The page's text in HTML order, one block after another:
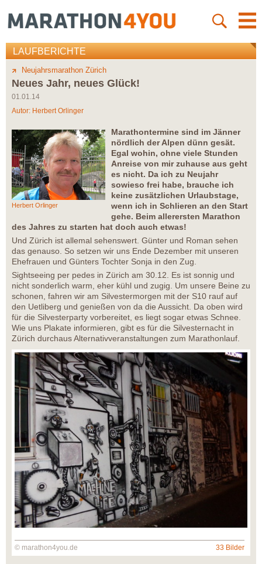
LAUFBERICHTE
Neujahrsmarathon Zürich
Neues Jahr, neues Glück!
01.01.14
Autor: Herbert Orlinger
Herbert Orlinger
Marathontermine sind im Jänner
nördlich der Alpen dünn gesät.
Egal wohin, ohne viele Stunden
Anreise von mir zuhause aus geht
es nicht. Da ich zu Neujahr
sowieso frei habe, brauche ich
keine zusätzlichen Urlaubstage,
wenn ich in Schlieren an den Start
gehe. Beim allerersten Marathon
des Jahres zu starten hat doch auch etwas!
Und Zürich ist allemal sehenswert. Günter und Roman sehen
das genauso. So setzen wir uns Ende Dezember mit unseren
Ehefrauen und Günters Tochter Sonja in den Zug.
Sightseeing per pedes in Zürich am 30.12. Es ist sonnig und
nicht sonderlich warm, eher kühl und zugig. Um unsere Beine zu
schonen, fahren wir am Silvestermorgen mit der S10 rauf auf
den Uetliberg und genießen von da die Aussicht. Da oben wird
für die Silvesterparty vorbereitet, es liegt sogar etwas Schnee.
Wie uns Plakate informieren, gibt es für die Silvesternacht in
Zürich durchaus Alternativveranstaltungen zum Marathonlauf.
© marathon4you.de 33 Bilder